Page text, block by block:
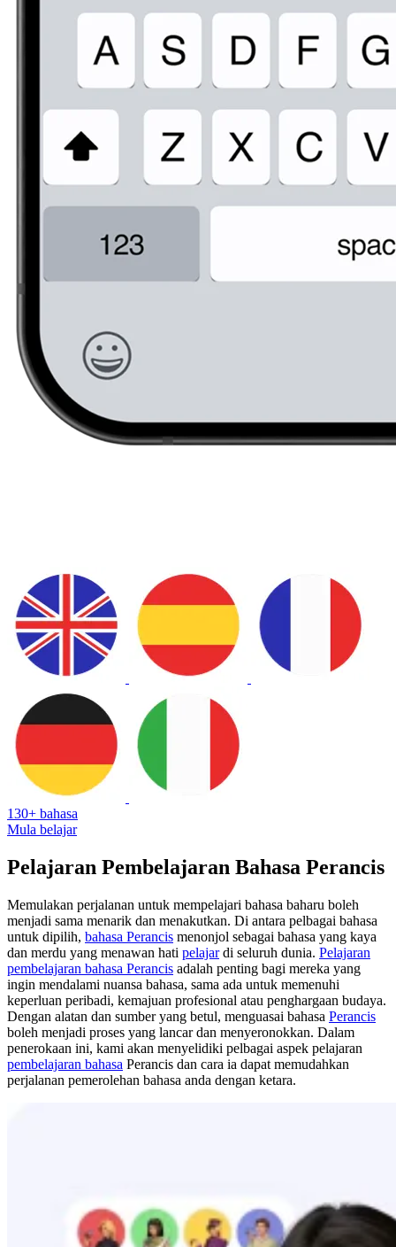
130+ bahasa
Mula belajar
Pelajaran Pembelajaran Bahasa Perancis
Memulakan perjalanan untuk mempelajari bahasa baharu boleh
menjadi sama menarik dan menakutkan. Di antara pelbagai bahasa
untuk dipilih, bahasa Perancis menonjol sebagai bahasa yang kaya
dan merdu yang menawan hati pelajardi seluruh dunia. Pelajaran
pembelajaran bahasa Perancis adalah penting bagi mereka yang
ingin mendalami nuansa bahasa, sama ada untuk memenuhi
keperluan peribadi, kemajuan profesional atau penghargaan budaya.
Dengan alatan dan sumber yang betul, menguasai bahasa Perancis
boleh menjadi proses yang lancar dan menyeronokkan. Dalam
penerokaan ini, kami akan menyelidiki pelbagai aspek pelajaran
pembelajaran bahasa Perancis dan cara ia dapat memudahkan
perjalanan pemerolehan bahasa anda dengan ketara.